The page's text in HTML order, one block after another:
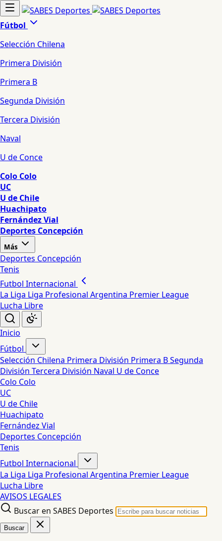
Fútbol
Selección Chilena
Primera División
Primera B
Segunda División
Tercera División
Naval
U de Conce
Colo Colo
UC
U de Chile
Huachipato
Fernández Vial
Deportes Concepción
Más
Deportes Concepción
Tenis
Futbol Internacional
La Liga Liga Profesional Argentina Premier League
Lucha Libre
Inicio
Fútbol
Selección Chilena Primera División Primera BSegunda
División Tercera División Naval U de Conce
Colo Colo
UC
U de Chile
Huachipato
Fernández Vial
Deportes Concepción
Tenis
Futbol Internacional
La Liga Liga Profesional Argentina Premier League
Lucha Libre
AVISOS LEGALES
Buscar en SABES Deportes
Buscar